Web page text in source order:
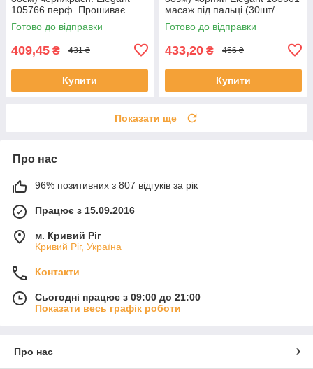
105766 перф. Прошиває
фарбою (30шт/священ)
Готово до відправки
409,45 ₴ 431 ₴
Купити
масаж під пальці (30шт/
священ)
Готово до відправки
433,20 ₴ 456 ₴
Купити
Показати ще
Про нас
96% позитивних з 807 відгуків за рік
Працює з 15.09.2016
м. Кривий Ріг
Кривий Ріг, Україна
Контакти
Сьогодні працює з 09:00 до 21:00
Показати весь графік роботи
Про нас